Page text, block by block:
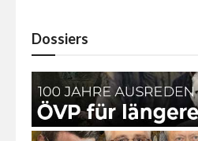
Dossiers